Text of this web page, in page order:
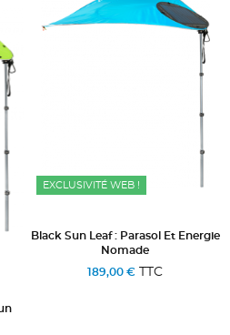
EXCLUSIVITÉ WEB !
Black Sun Leaf : Parasol Et Energie
Nomade
189,00 €
TTC